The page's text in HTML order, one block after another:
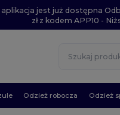
aplikacja jest już dostępna
zł z kodem APP10 -
Odzież robocza Odzież